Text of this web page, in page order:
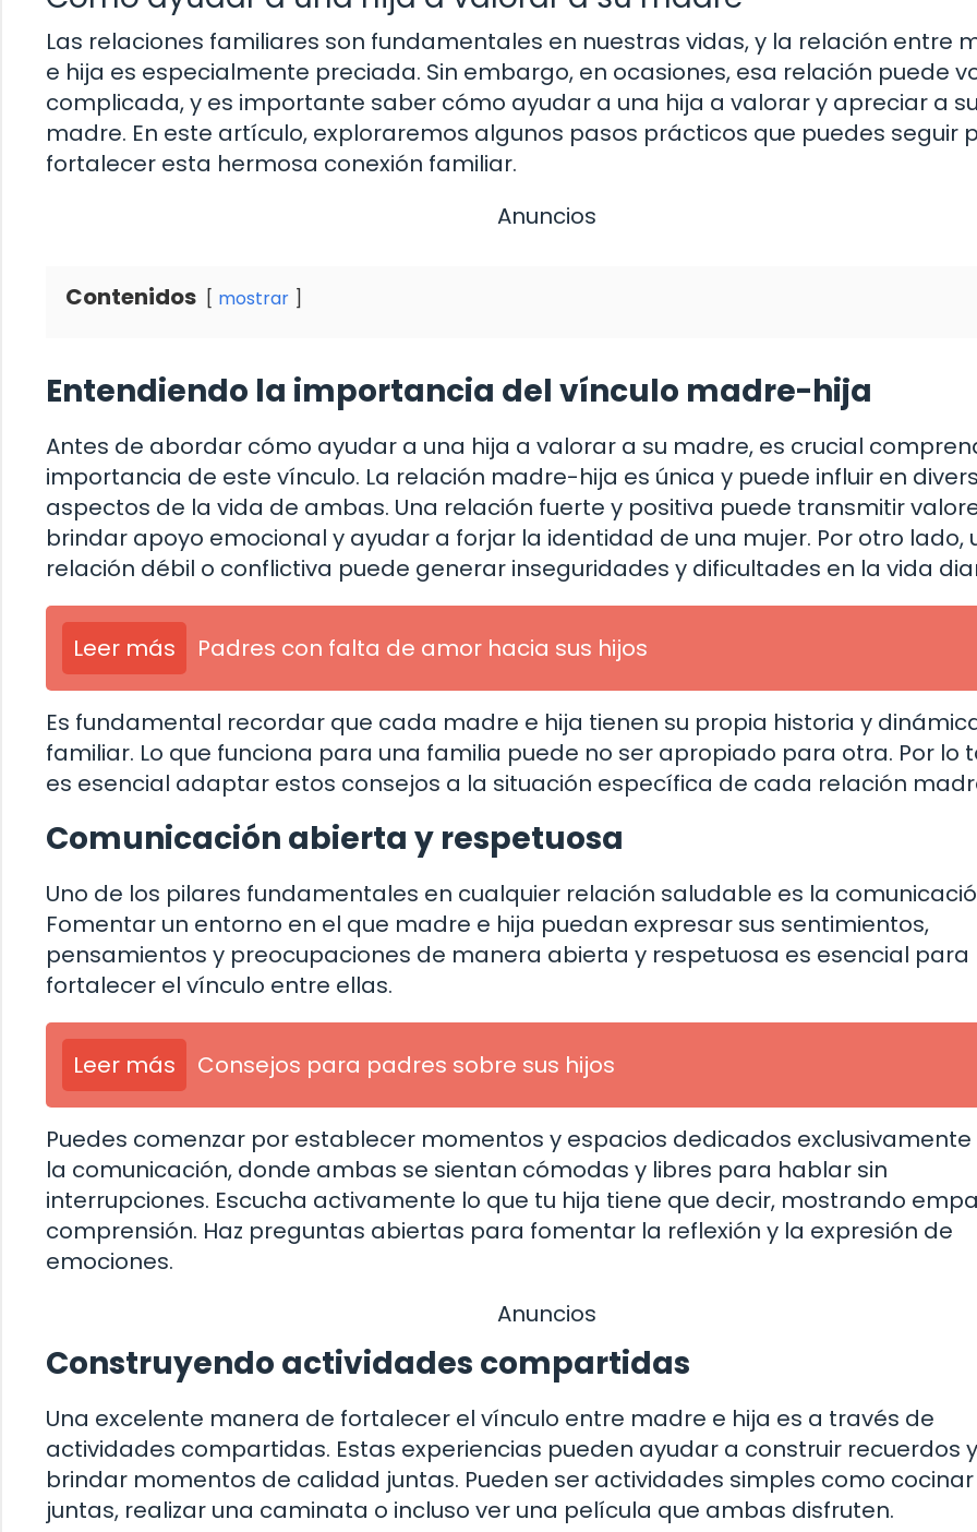
Las relaciones familiares son fundamentales en nuestras vidas, y la relación entre
e hija es especialmente preciada. Sin embargo, en ocasiones, esa relación puede
complicada, y es importante saber cómo ayudar a una hija a valorar y apreciar a su
madre. En este artículo, exploraremos algunos pasos prácticos que puedes seguir
fortalecer esta hermosa conexión familiar.
Anuncios
Contenidos mostrar
Entendiendo la importancia del vínculo madre-hija
Antes de abordar cómo ayudar a una hija a valorar a su madre, es crucial
importancia de este vínculo. La relación madre-hija es única y puede influir en
aspectos de la vida de ambas. Una relación fuerte y positiva puede transmitir
brindar apoyo emocional y ayudar a forjar la identidad de una mujer. Por otro lado,
relación débil o conflictiva puede generar inseguridades y dificultades en la vida
Leer más Padres con falta de amor hacia sus hijos
Es fundamental recordar que cada madre e hija tienen su propia historia y
familiar. Lo que funciona para una familia puede no ser apropiado para otra. Por lo
es esencial adaptar estos consejos a la situación específica de cada relación
Comunicación abierta y respetuosa
Uno de los pilares fundamentales en cualquier relación saludable es la
Fomentar un entorno en el que madre e hija puedan expresar sus sentimientos,
pensamientos y preocupaciones de manera abierta y respetuosa es esencial para
fortalecer el vínculo entre ellas.
Leer más Consejos para padres sobre sus hijos
Puedes comenzar por establecer momentos y espacios dedicados
la comunicación, donde ambas se sientan cómodas y libres para hablar sin
interrupciones. Escucha activamente lo que tu hija tiene que decir, mostrando
comprensión. Haz preguntas abiertas para fomentar la reflexión y la expresión de
emociones.
Anuncios
Construyendo actividades compartidas
Una excelente manera de fortalecer el vínculo entre madre e hija es a través de
actividades compartidas. Estas experiencias pueden ayudar a construir recuerdos y
brindar momentos de calidad juntas. Pueden ser actividades simples como cocinar
juntas, realizar una caminata o incluso ver una película que ambas disfruten.